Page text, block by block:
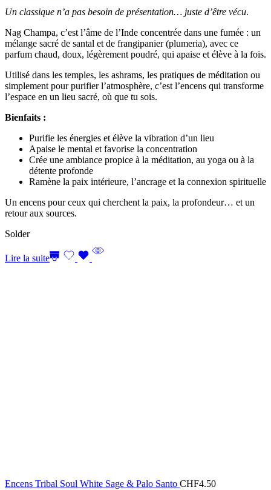
Un classique n’a pas besoin de présentation… juste d’être vécu.
Nag Champa, c’est l’âme de l’Inde concentrée dans une fumée : un
mélange sacré de santal et de frangipanier (plumeria), avec ce
parfum chaud, doux, légèrement poudré, qui apaise et élève à la fois.
Utilisé dans les temples, les ashrams, les pratiques de méditation ou
simplement pour purifier l’atmosphère, c’est l’encens qui transforme
l’espace en un lieu sacré, où que tu sois.
Bienfaits :
Purifie les énergies et élève la vibration d’un lieu
Apaise le mental et favorise la concentration
Crée une ambiance propice à la méditation, au yoga ou à la
détente profonde
Ramène la paix intérieure, l’ancrage et la connexion spirituelle
Un encens pour ceux qui cherchent la paix, la profondeur… et un
retour aux sources.
Solder
Lire la suite
Encens Tribal Soul White Sage & Palo Santo CHF4.50